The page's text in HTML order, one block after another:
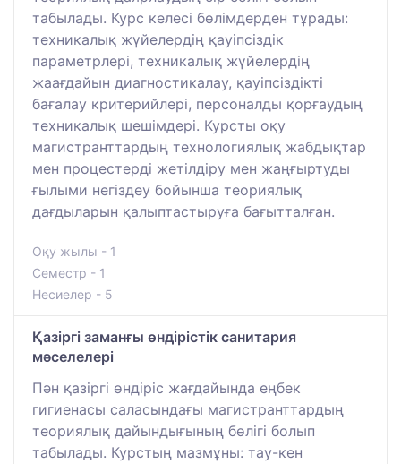
табылады. Курс келесі бөлімдерден тұрады:
техникалық жүйелердің қауіпсіздік
параметрлері, техникалық жүйелердің
жаағдайын диагностикалау, қауіпсіздікті
бағалау критерийлері, персоналды қорғаудың
техникалық шешімдері. Курсты оқу
магистранттардың технологиялық жабдықтар
мен процестерді жетілдіру мен жаңғыртуды
ғылыми негіздеу бойынша теориялық
дағдыларын қалыптастыруға бағытталған.
Оқу жылы - 1
Семестр - 1
Несиелер - 5
Қазіргі заманғы өндірістік санитария
мәселелері
Пән қазіргі өндіріс жағдайында еңбек
гигиенасы саласындағы магистранттардың
теориялық дайындығының бөлігі болып
табылады. Курстың мазмұны: тау-кен